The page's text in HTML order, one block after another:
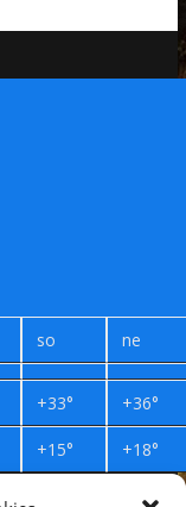
so ne
+33° +36°
+15° +18°